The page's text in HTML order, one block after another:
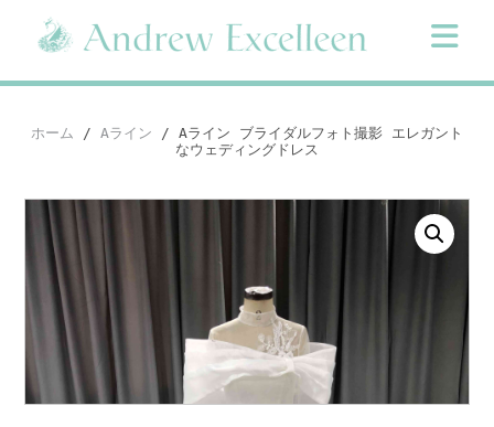
content
ホーム / Aライン / Aライン ブライダルフォト撮影 エレガント
なウェディングドレス